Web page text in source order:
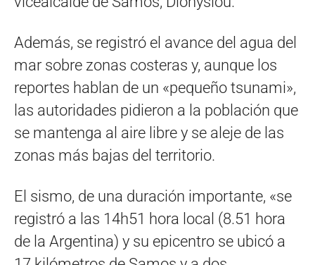
Además, se registró el avance del agua del
mar sobre zonas costeras y, aunque los
reportes hablan de un «pequeño tsunami»,
las autoridades pidieron a la población que
se mantenga al aire libre y se aleje de las
zonas más bajas del territorio.
El sismo, de una duración importante, «se
registró a las 14h51 hora local (8.51 hora
de la Argentina) y su epicentro se ubicó a